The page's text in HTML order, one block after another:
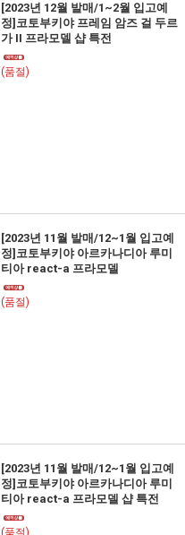
[2023년 12월 발매/1~2월 입고예
정]코토부키야 프레임 암즈 걸 두르
가 II 프라모델 샵 특전
(품절)
[2023년 11월 발매/12~1월 입고예
정]코토부키야 아르카나디아 루미
티아 react-a 프라모델
(품절)
[2023년 11월 발매/12~1월 입고예
정]코토부키야 아르카나디아 루미
티아 react-a 프라모델 샵 특전
(품절)